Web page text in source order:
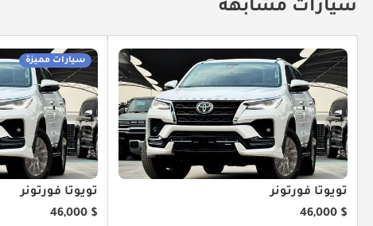
سيارات مشابهة
تويوتا فورتونر
$ 46,000
سيارات مميزة
تويوتا فورتونر
$ 46,000